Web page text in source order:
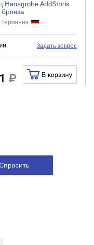
Hansgrohe AddStoris
Германия
Задать вопрос
В корзину